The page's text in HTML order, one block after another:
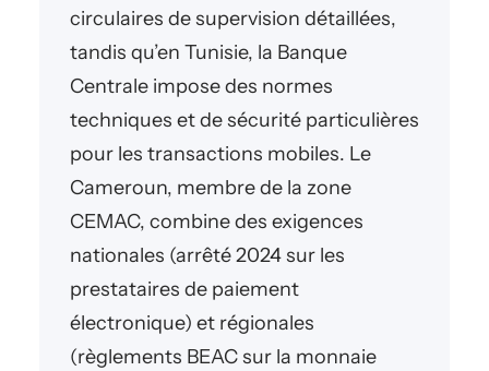
circulaires de supervision détaillées,
tandis qu’en Tunisie, la Banque
Centrale impose des normes
techniques et de sécurité particulières
pour les transactions mobiles. Le
Cameroun, membre de la zone
CEMAC, combine des exigences
nationales (arrêté 2024 sur les
prestataires de paiement
électronique) et régionales
(règlements BEAC sur la monnaie